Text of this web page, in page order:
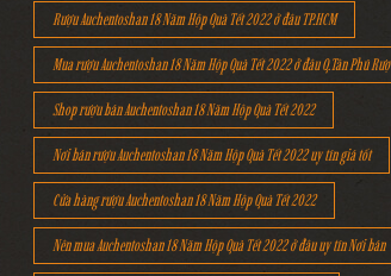
Rượu Auchentoshan 18 Năm Hộp Quà Tết 2022 ở đâu TP.HCM
Mua rượu Auchentoshan 18 Năm Hộp Quà Tết 2022 ở đâu Q.Tân Phú Rượ
Shop rượu bán Auchentoshan 18 Năm Hộp Quà Tết 2022
Nơi bán rượu Auchentoshan 18 Năm Hộp Quà Tết 2022 uy tín giá tốt
Cửa hàng rượu Auchentoshan 18 Năm Hộp Quà Tết 2022
Nên mua Auchentoshan 18 Năm Hộp Quà Tết 2022 ở đâu uy tín Nơi bán